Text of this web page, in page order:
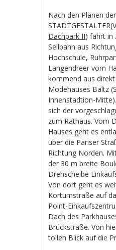
Nach den Plänen der
STADTGESTALTER(
Dachpark II) fährt in
Seilbahn aus
Hochschule,
Langendreer vom
kommend aus
Modehauses Baltz
Innenstadtion-
sich der
zum Rathaus. Vom
Hauses geht es
über die Pariser
Richtung Norden.
der 30 m breite
Drehscheibe
Von dort geht es
Kortumstraße auf
Point-
Dach des
Brückstraße. Von
tollen Blick auf die